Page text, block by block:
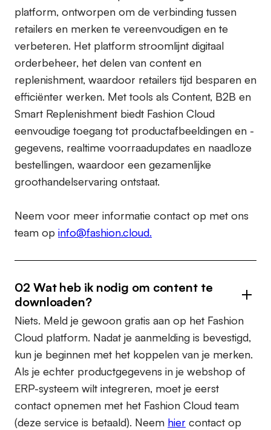
platform, ontworpen om de verbinding tussen
retailers en merken te vereenvoudigen en te
verbeteren. Het platform stroomlijnt digitaal
orderbeheer, het delen van content en
replenishment, waardoor retailers tijd besparen en
efficiënter werken. Met tools als Content, B2B en
Smart Replenishment biedt Fashion Cloud
eenvoudige toegang tot productafbeeldingen en -
gegevens, realtime voorraadupdates en naadloze
bestellingen, waardoor een gezamenlijke
groothandelservaring ontstaat.
Neem voor meer informatie contact op met ons
team op info@fashion.cloud.
02 Wat heb ik nodig om content te
downloaden?
Niets. Meld je gewoon gratis aan op het Fashion
Cloud platform. Nadat je aanmelding is bevestigd,
kun je beginnen met het koppelen van je merken.
Als je echter productgegevens in je webshop of
ERP-systeem wilt integreren, moet je eerst
contact opnemen met het Fashion Cloud team
(deze service is betaald). Neem hier contact op